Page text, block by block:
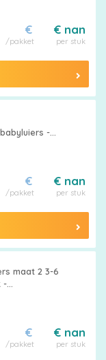
€ nan
per stuk
€
/pakket
-
€ nan
per stuk
€
/pakket
maat 2 3-6
-
-
€ nan
per stuk
€
/pakket